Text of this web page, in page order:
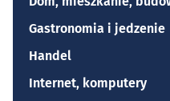
Gastronomia i jedzenie
Handel
Internet, komputery